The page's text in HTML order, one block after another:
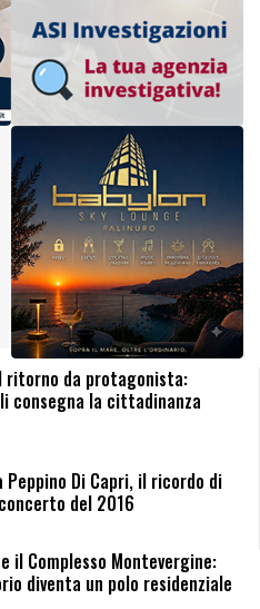
ritorno da protagonista:
consegna la cittadinanza
Peppino Di Capri, il ricordo di
del 2016
il Complesso Montevergine:
diventa un polo residenziale